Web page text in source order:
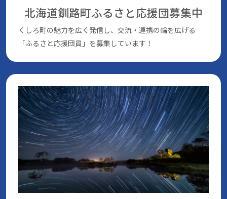
北海道釧路町ふるさと応援団募集中
くしろ町の魅⼒を広く発信し、交流・連携の輪を広げる
「ふるさと応援団員」を募集しています！